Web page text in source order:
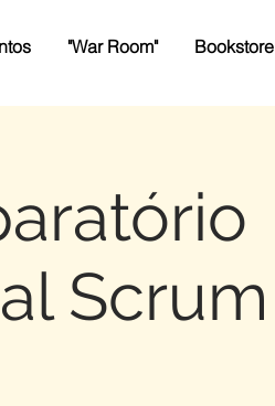
"War Room" Bookstore
Scrum